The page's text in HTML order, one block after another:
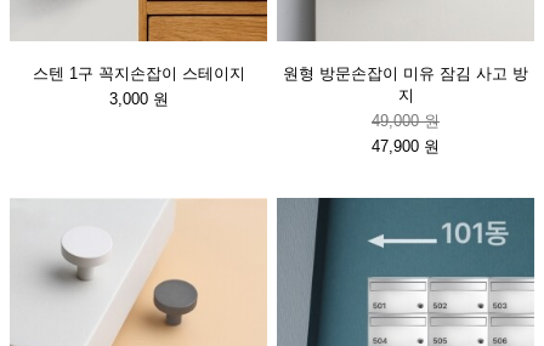
스텐 1구 꼭지손잡이 스테이지
3,000 원
원형 방문손잡이 미유 잠김 사고 방
지
49,000 원
47,900 원